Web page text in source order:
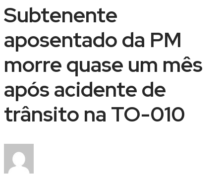
Subtenente
aposentado da PM
morre quase um mês
após acidente de
trânsito na TO-010